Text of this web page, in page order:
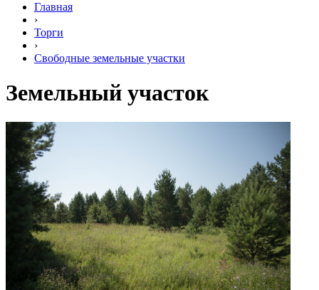
Главная
›
Торги
›
Свободные земельные участки
Земельный участок